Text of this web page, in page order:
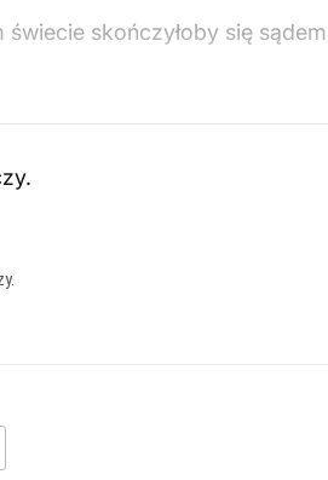
skończyłoby się
.